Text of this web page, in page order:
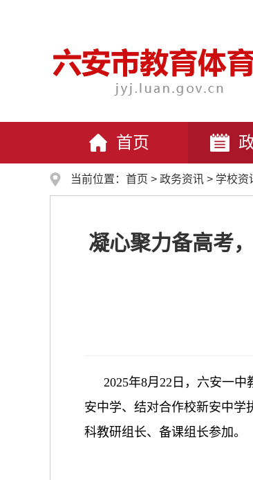
首页
当前位置： 首页 > 政务资讯 > 学校资
凝心聚力备高考
2025年8月22日，六安一
安中学、结对合作校新安中学
科教研组长、备课组长参加。